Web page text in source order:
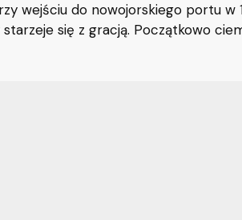
wejściu do nowojorskiego portu w
się z gracją. Początkowo